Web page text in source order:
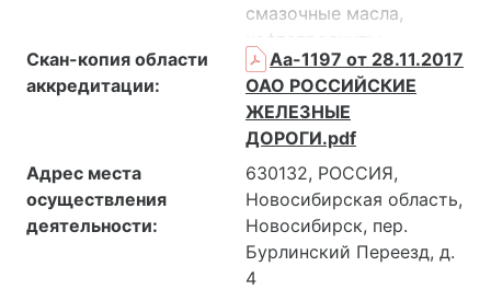
смазочные масла,
нефтепродукты
отработанные, мазут,
топливо дизельное,
уайт-спирит, нефрас,
тосол, бензин
автомобильный, уголь,
сталь, изделия для
подвижного состава,
железнодорожная
продукция, вода для
Скан-копия области
аккредитации:
Аа-1197 от 28.11.2017
ОАО РОССИЙСКИЕ
ЖЕЛЕЗНЫЕ
ДОРОГИ.pdf
Адрес места
осуществления
деятельности:
630132, РОССИЯ,
Новосибирская область,
Новосибирск, пер.
Бурлинский Переезд, д.
4